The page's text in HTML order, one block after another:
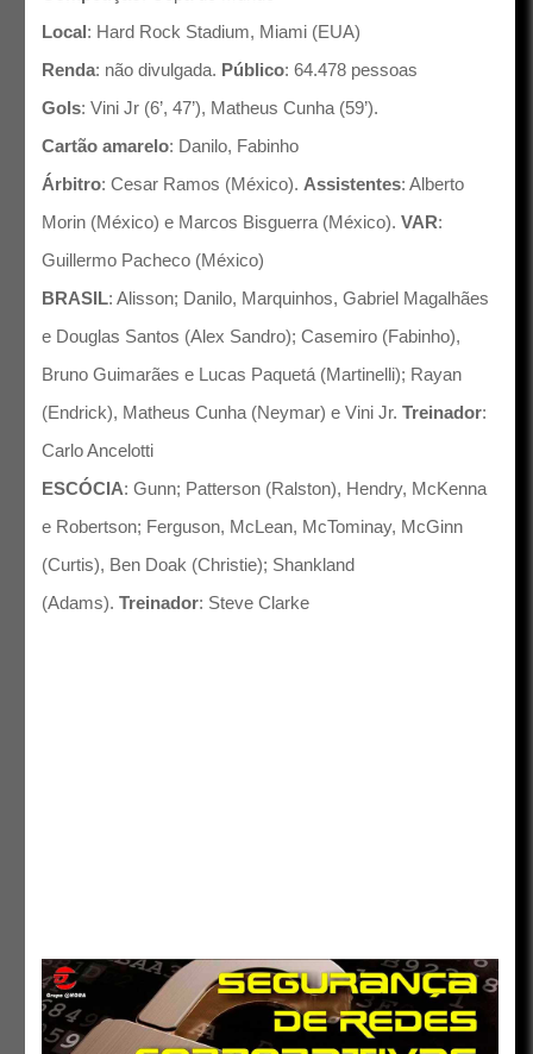
Local: Hard Rock Stadium, Miami (EUA)
Renda: não divulgada. Público: 64.478 pessoas
Gols: Vini Jr (6’, 47’), Matheus Cunha (59’).
Cartão amarelo: Danilo, Fabinho
Árbitro: Cesar Ramos (México). Assistentes: Alberto
Morin (México) e Marcos Bisguerra (México).VAR:
Guillermo Pacheco (México)
BRASIL: Alisson; Danilo, Marquinhos, Gabriel Magalhães
e Douglas Santos (Alex Sandro); Casemiro (Fabinho),
Bruno Guimarães e Lucas Paquetá (Martinelli); Rayan
(Endrick), Matheus Cunha (Neymar) e Vini Jr.Treinador:
Carlo Ancelotti
ESCÓCIA: Gunn; Patterson (Ralston), Hendry, McKenna
e Robertson; Ferguson, McLean, McTominay, McGinn
(Curtis), Ben Doak (Christie); Shankland
(Adams).Treinador: Steve Clarke